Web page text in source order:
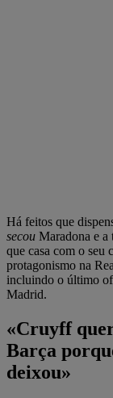
Há feitos que
secou Maradona e a
que casa com o
protagonismo na
incluindo o último
Madrid.
«Cruyff
Barça
deixou»